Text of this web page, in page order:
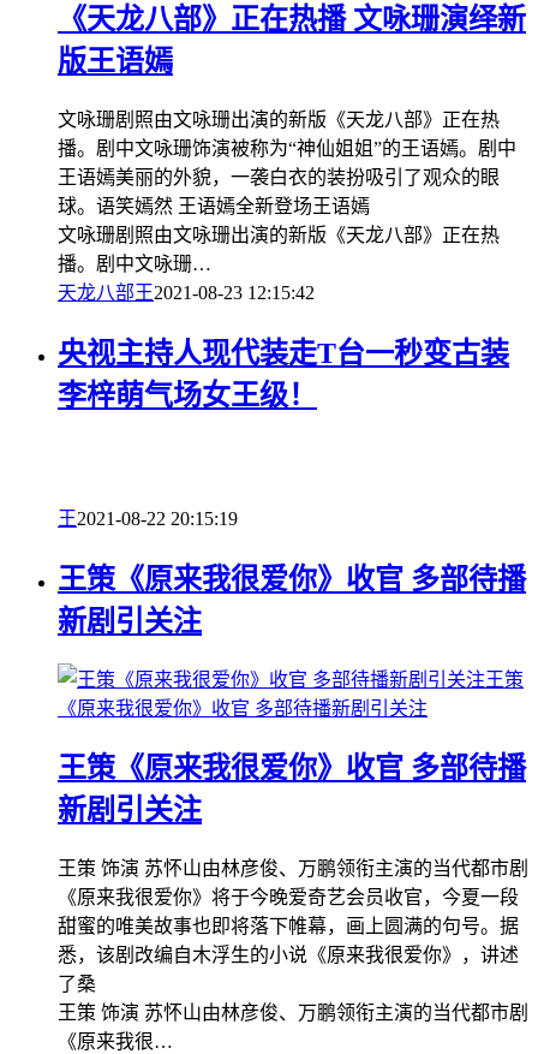
《天龙八部》正在热播 文咏珊演绎新
版王语嫣
文咏珊剧照由文咏珊出演的新版《天龙八部》正在热
播。剧中文咏珊饰演被称为“神仙姐姐”的王语嫣。剧中
王语嫣美丽的外貌，一袭白衣的装扮吸引了观众的眼
球。语笑嫣然 王语嫣全新登场王语嫣
文咏珊剧照由文咏珊出演的新版《天龙八部》正在热
播。剧中文咏珊…
天龙八部王2021-08-23 12:15:42
央视主持人现代装走T台一秒变古装
李梓萌气场女王级！
王2021-08-22 20:15:19
王策《原来我很爱你》收官 多部待播
新剧引关注
王策
《原来我很爱你》收官 多部待播新剧引关注
王策《原来我很爱你》收官 多部待播
新剧引关注
王策 饰演 苏怀山由林彦俊、万鹏领衔主演的当代都市剧
《原来我很爱你》将于今晚爱奇艺会员收官，今夏一段
甜蜜的唯美故事也即将落下帷幕，画上圆满的句号。据
悉，该剧改编自木浮生的小说《原来我很爱你》，讲述
了桑
王策 饰演 苏怀山由林彦俊、万鹏领衔主演的当代都市剧
《原来我很…